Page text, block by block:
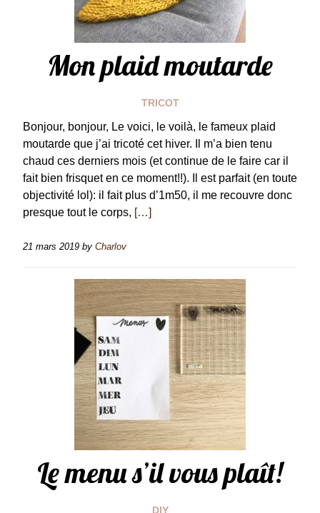
Mon plaid moutarde
TRICOT
Bonjour, bonjour, Le voici, le voilà, le fameux plaid
moutarde que j’ai tricoté cet hiver. Il m’a bien tenu
chaud ces derniers mois (et continue de le faire car il
fait bien frisquet en ce moment!!). Il est parfait (en toute
objectivité lol): il fait plus d’1m50, il me recouvre donc
presque tout le corps, […]
21 mars 2019 by Charlov
Le menu s’il vous plaît!
DIY